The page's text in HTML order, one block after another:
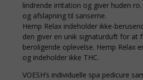
lindrende irritation og giver huden
og afslapning til sanserne.
Hemp Relax indeholder ikke-
den giver en unik signaturduft for at
beroligende oplevelse. Hemp Relax
og indeholder ikke THC.
VOESH’s individuelle spa pedicure